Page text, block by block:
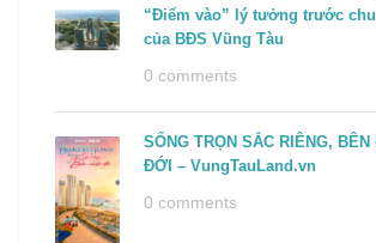
“Điểm vào” lý tưởng trước
của BĐS Vũng Tàu
0 comments
SỐNG TRỌN SẮC RIÊNG, BÊN
ĐỚI – VungTauLand.vn
0 comments